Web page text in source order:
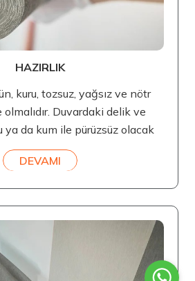
HAZIRLIK
kuru, tozsuz, yağsız ve nötr
Duvardaki delik ve
ya da kum ile pürüzsüz olacak
DEVAMI